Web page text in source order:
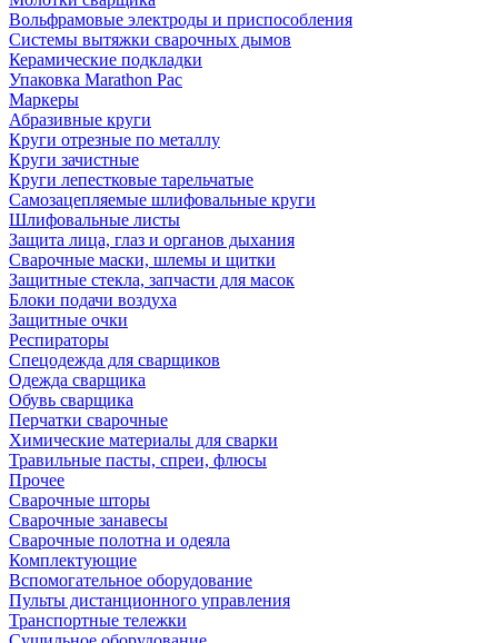
Вольфрамовые электроды и приспособления
Системы вытяжки сварочных дымов
Керамические подкладки
Упаковка Marathon Pac
Маркеры
Абразивные круги
Круги отрезные по металлу
Круги зачистные
Круги лепестковые тарельчатые
Самозацепляемые шлифовальные круги
Шлифовальные листы
Защита лица, глаз и органов дыхания
Сварочные маски, шлемы и щитки
Защитные стекла, запчасти для масок
Блоки подачи воздуха
Защитные очки
Респираторы
Спецодежда для сварщиков
Одежда сварщика
Обувь сварщика
Перчатки сварочные
Химические материалы для сварки
Травильные пасты, спреи, флюсы
Прочее
Сварочные шторы
Сварочные занавесы
Сварочные полотна и одеяла
Комплектующие
Вспомогательное оборудование
Пульты дистанционного управления
Транспортные тележки